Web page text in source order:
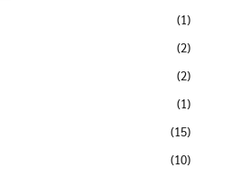
(1)
(2)
(2)
(1)
(15)
(10)